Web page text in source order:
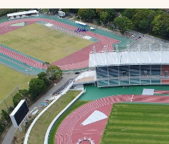
飛散・流出防止対策
施工・管理実績一覧